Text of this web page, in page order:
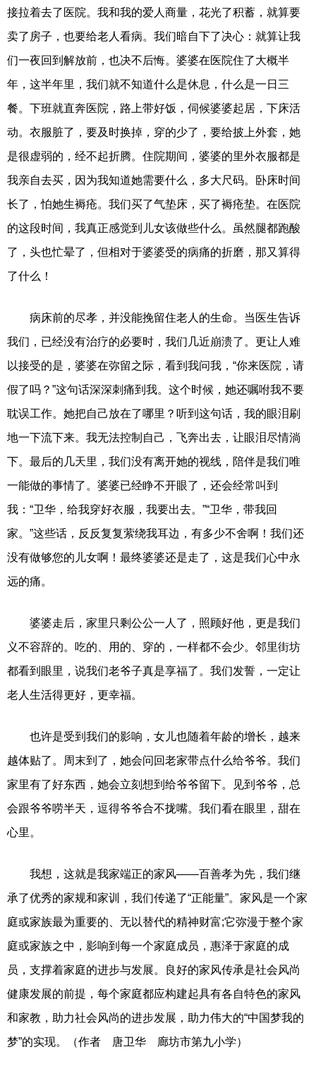
接拉着去了医院。我和我的爱人商量，花光了积蓄，就算要
卖了房子，也要给老人看病。我们暗自下了决心：就算让我
们一夜回到解放前，也决不后悔。婆婆在医院住了大概半
年，这半年里，我们就不知道什么是休息，什么是一日三
餐。下班就直奔医院，路上带好饭，伺候婆婆起居，下床活
动。衣服脏了，要及时换掉，穿的少了，要给披上外套，她
是很虚弱的，经不起折腾。住院期间，婆婆的里外衣服都是
我亲自去买，因为我知道她需要什么，多大尺码。卧床时间
长了，怕她生褥疮。我们买了气垫床，买了褥疮垫。在医院
的这段时间，我真正感觉到儿女该做些什么。虽然腿都跑酸
了，头也忙晕了，但相对于婆婆受的病痛的折磨，那又算得
了什么！
病床前的尽孝，并没能挽留住老人的生命。当医生告诉
我们，已经没有治疗的必要时，我们几近崩溃了。更让人难
以接受的是，婆婆在弥留之际，看到我问我，“你来医院，请
假了吗？”这句话深深刺痛到我。这个时候，她还嘱咐我不要
耽误工作。她把自己放在了哪里？听到这句话，我的眼泪刷
地一下流下来。我无法控制自己，飞奔出去，让眼泪尽情淌
下。最后的几天里，我们没有离开她的视线，陪伴是我们唯
一能做的事情了。婆婆已经睁不开眼了，还会经常叫到
我：“卫华，给我穿好衣服，我要出去。”“卫华，带我回
家。”这些话，反反复复萦绕我耳边，有多少不舍啊！我们还
没有做够您的儿女啊！最终婆婆还是走了，这是我们心中永
远的痛。
婆婆走后，家里只剩公公一人了，照顾好他，更是我们
义不容辞的。吃的、用的、穿的，一样都不会少。邻里街坊
都看到眼里，说我们老爷子真是享福了。我们发誓，一定让
老人生活得更好，更幸福。
也许是受到我们的影响，女儿也随着年龄的增长，越来
越体贴了。周末到了，她会问回老家带点什么给爷爷。我们
家里有了好东西，她会立刻想到给爷爷留下。见到爷爷，总
会跟爷爷唠半天，逗得爷爷合不拢嘴。我们看在眼里，甜在
心里。
我想，这就是我家端正的家风——百善孝为先，我们继
承了优秀的家规和家训，我们传递了“正能量”。家风是一个家
庭或家族最为重要的、无以替代的精神财富;它弥漫于整个家
庭或家族之中，影响到每一个家庭成员，惠泽于家庭的成
员，支撑着家庭的进步与发展。良好的家风传承是社会风尚
健康发展的前提，每个家庭都应构建起具有各自特色的家风
和家教，助力社会风尚的进步发展，助力伟大的“中国梦我的
梦”的实现。（作者 唐卫华 廊坊市第九小学）